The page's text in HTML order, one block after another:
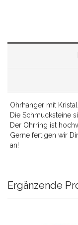
Ohrhänger mit
Die Schmucksteine
Der Ohrring ist
Gerne fertigen wir
an!
Ergänzende